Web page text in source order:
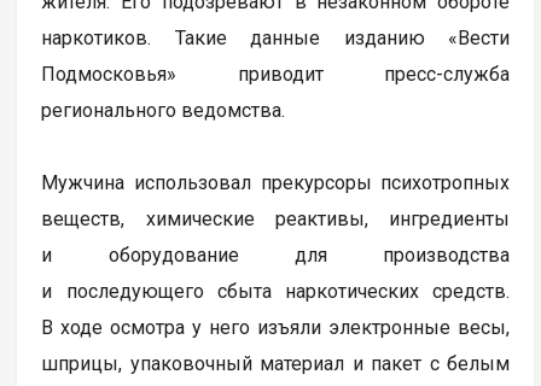
наркотиков. Такие данные изданию «Вести
Подмосковья» приводит пресс-служба
регионального ведомства.
Мужчина использовал прекурсоры психотропных
веществ, химические реактивы, ингредиенты
и оборудование для производства
и последующего сбыта наркотических средств.
В ходе осмотра у него изъяли электронные весы,
шприцы, упаковочный материал и пакет с белым